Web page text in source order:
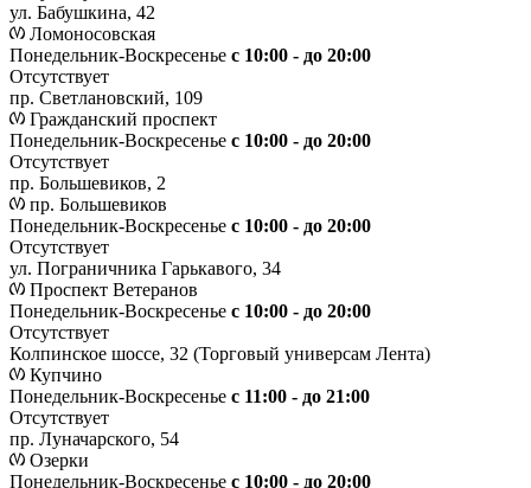
ул. Бабушкина, 42
Ломоносовская
Понедельник-Воскресенье с 10:00 - до 20:00
Отсутствует
пр. Светлановский, 109
Гражданский проспект
Понедельник-Воскресенье с 10:00 - до 20:00
Отсутствует
пр. Большевиков, 2
пр. Большевиков
Понедельник-Воскресенье с 10:00 - до 20:00
Отсутствует
ул. Пограничника Гарькавого, 34
Проспект Ветеранов
Понедельник-Воскресенье с 10:00 - до 20:00
Отсутствует
Колпинское шоссе, 32 (Торговый универсам Лента)
Купчино
Понедельник-Воскресенье с 11:00 - до 21:00
Отсутствует
пр. Луначарского, 54
Озерки
Понедельник-Воскресенье с 10:00 - до 20:00